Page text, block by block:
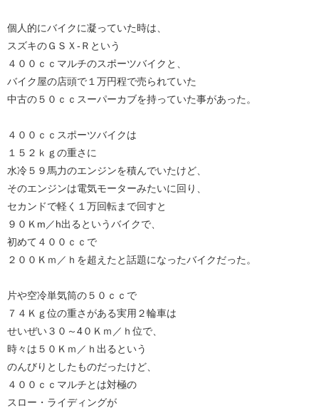
個人的にバイクに凝っていた時は、
スズキのＧＳＸ-Ｒという
４００ｃｃマルチのスポーツバイクと、
バイク屋の店頭で１万円程で売られていた
中古の５０ｃｃスーパーカブを持っていた事があった。
４００ｃｃスポーツバイクは
１５２ｋｇの重さに
水冷５９馬力のエンジンを積んでいたけど、
そのエンジンは電気モーターみたいに回り、
セカンドで軽く１万回転まで回すと
９０Ｋm／h出るというバイクで、
初めて４００ｃｃで
２００Ｋｍ／ｈを超えたと話題になったバイクだった。
片や空冷単気筒の５０ｃｃで
７４Ｋｇ位の重さがある実用２輪車は
せいぜい３０～4０Ｋｍ／ｈ位で、
時々は５０Ｋｍ／ｈ出るという
のんびりとしたものだったけど、
４００ｃｃマルチとは対極の
スロー・ライディングが